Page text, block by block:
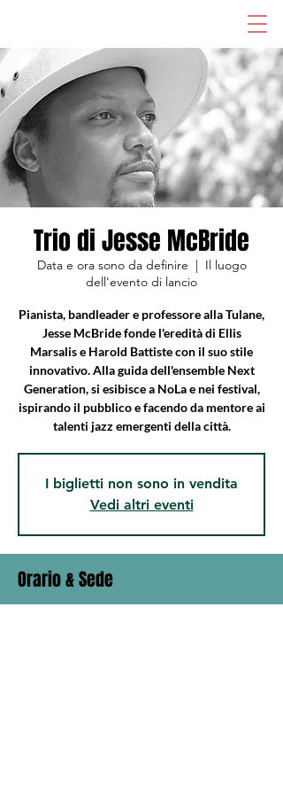
Trio di Jesse McBride
Data e ora sono da definire
  |
Il luogo
dell'evento di lancio
Pianista, bandleader e professore alla Tulane,
Jesse McBride fonde l'eredità di Ellis
Marsalis e Harold Battiste con il suo stile
innovativo. Alla guida dell'ensemble Next
Generation, si esibisce a NoLa e nei festival,
ispirando il pubblico e facendo da mentore ai
talenti jazz emergenti della città.
I biglietti non sono in vendita
Vedi altri eventi
Orario & Sede